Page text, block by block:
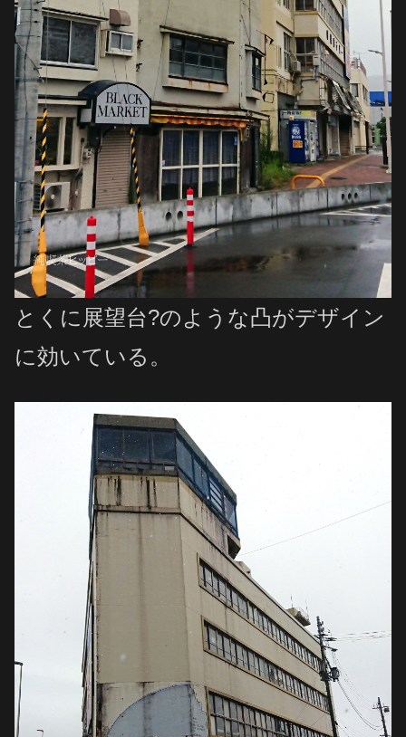
とくに展望台?のような凸がデザイン
に効いている。